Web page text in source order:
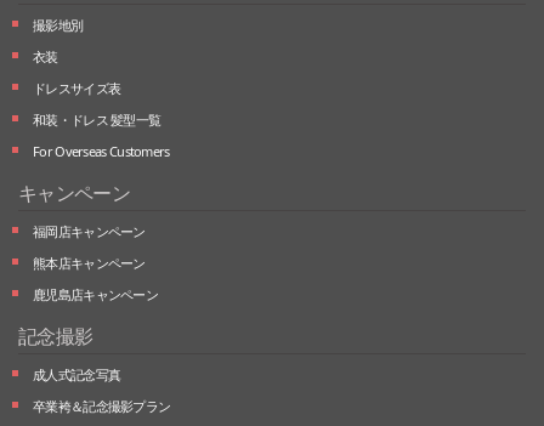
撮影地別
衣装
ドレスサイズ表
和装・ドレス 髪型一覧
For Overseas Customers
キャンペーン
福岡店キャンペーン
熊本店キャンペーン
鹿児島店キャンペーン
記念撮影
成人式記念写真
卒業袴＆記念撮影プラン